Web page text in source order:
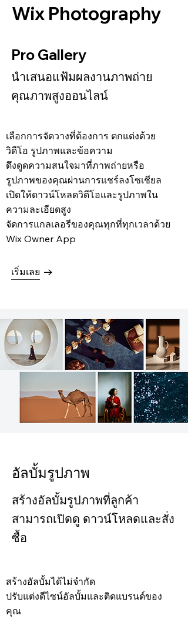
Wix Photography
Pro Gallery
นำเสนอแฟ้มผลงานภาพถ่าย
คุณภาพสูงออนไลน์
เลือกการจัดวางที่ต้องการ ตกแต่งด้วย
วิดีโอ รูปภาพและข้อความ
ดึงดูดความสนใจมาที่ภาพถ่ายหรือ
รูปภาพของคุณผ่านการแชร์ลงโซเชียล
เปิดให้ดาวน์โหลดวิดีโอและรูปภาพใน
ความละเอียดสูง
จัดการแกลเลอรีของคุณทุกที่ทุกเวลาด้วย
Wix Owner App
เริ่มเลย
อัลบั้มรูปภาพ
สร้างอัลบั้มรูปภาพที่ลูกค้า
สามารถเปิดดู ดาวน์โหลดและสั่ง
ซื้อ
สร้างอัลบั้มได้ไม่จำกัด
ปรับแต่งดีไซน์อัลบั้มและติดแบรนด์ของ
คุณ